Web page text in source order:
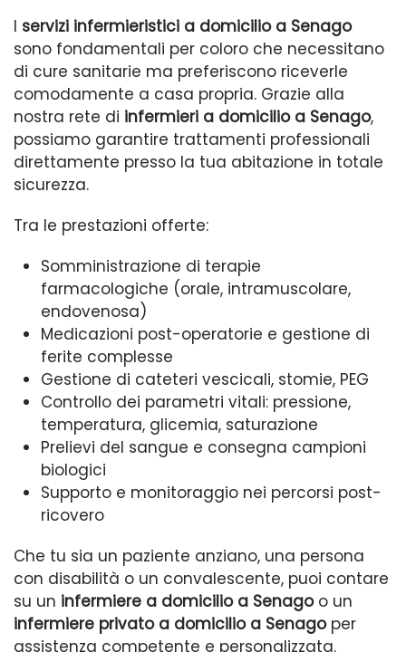
I servizi infermieristici a domicilio a Senago
sono fondamentali per coloro che necessitano
di cure sanitarie ma preferiscono riceverle
comodamente a casa propria. Grazie alla
nostra rete di infermieri a domicilio a Senago,
possiamo garantire trattamenti professionali
direttamente presso la tua abitazione in totale
sicurezza.
Tra le prestazioni offerte:
Somministrazione di terapie
farmacologiche (orale, intramuscolare,
endovenosa)
Medicazioni post-operatorie e gestione di
ferite complesse
Gestione di cateteri vescicali, stomie, PEG
Controllo dei parametri vitali: pressione,
temperatura, glicemia, saturazione
Prelievi del sangue e consegna campioni
biologici
Supporto e monitoraggio nei percorsi post-
ricovero
Che tu sia un paziente anziano, una persona
con disabilità o un convalescente, puoi contare
su un infermiere a domicilio a Senagoo un
infermiere privato a domicilio a Senagoper
assistenza competente e personalizzata.